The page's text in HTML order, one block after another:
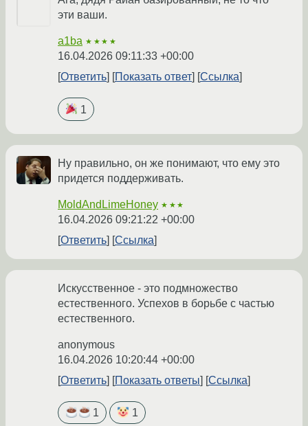
эти ваши.
a1ba ★★★★
16.04.2026 09:11:33 +00:00
Ответить
Показать ответ Ссылка
1
Ну правильно, он же понимают, что ему это
придется поддерживать.
MoldAndLimeHoney ★★★
16.04.2026 09:21:22 +00:00
Ответить
Ссылка
Искусственное - это подмножество
естественного. Успехов в борьбе с частью
естественного.
anonymous
16.04.2026 10:20:44 +00:00
Ответить
Показать ответы Ссылка
1 1